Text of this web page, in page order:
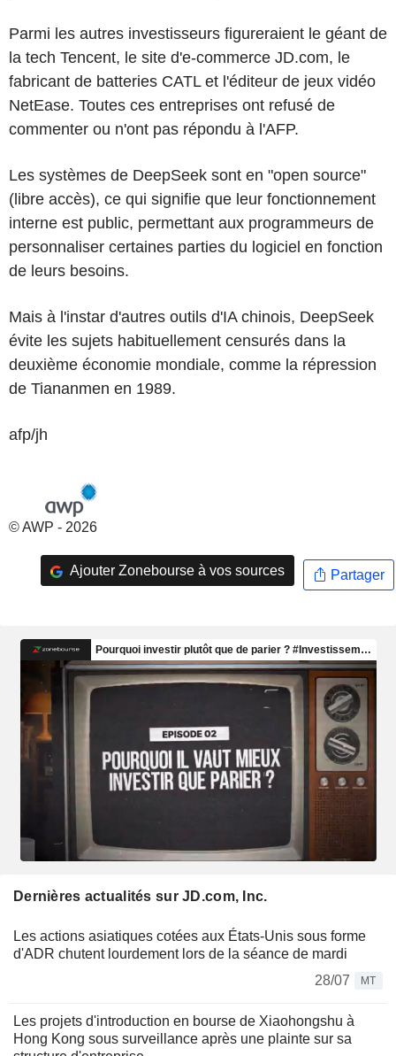
Parmi les autres investisseurs figureraient le géant de
la tech Tencent, le site d'e-commerce JD.com, le
fabricant de batteries CATL et l'éditeur de jeux vidéo
NetEase. Toutes ces entreprises ont refusé de
commenter ou n'ont pas répondu à l'AFP.
Les systèmes de DeepSeek sont en "open source"
(libre accès), ce qui signifie que leur fonctionnement
interne est public, permettant aux programmeurs de
personnaliser certaines parties du logiciel en fonction
de leurs besoins.
Mais à l'instar d'autres outils d'IA chinois, DeepSeek
évite les sujets habituellement censurés dans la
deuxième économie mondiale, comme la répression
de Tiananmen en 1989.
afp/jh
© AWP - 2026
Ajouter Zonebourse à vos sources Partager
Dernières actualités sur JD.com, Inc.
Les actions asiatiques cotées aux États-Unis sous forme
d'ADR chutent lourdement lors de la séance de mardi
28/07
MT
Les projets d'introduction en bourse de Xiaohongshu à
Hong Kong sous surveillance après une plainte sur sa